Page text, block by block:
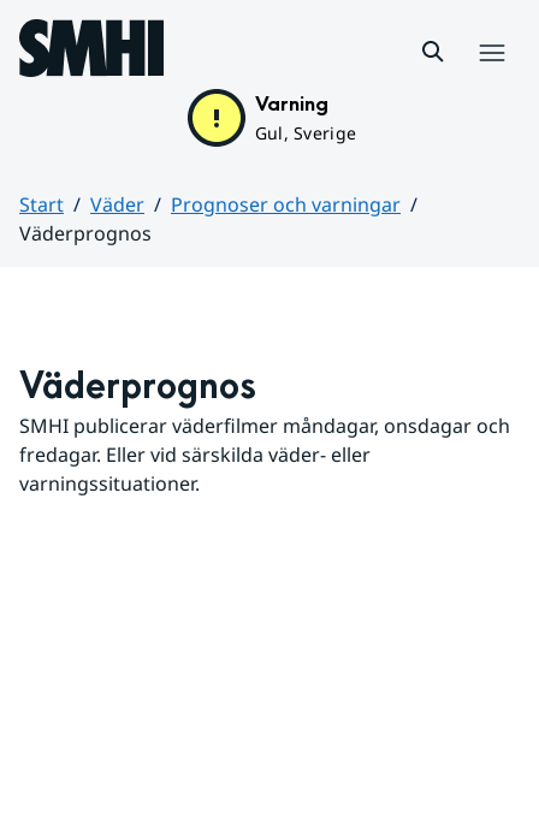
Hoppa till sidans innehåll
Varning
Gul, Sverige
Start Väder
Prognoser och varningar
Väderprognos
Väderprognos
SMHI publicerar väderfilmer måndagar, onsdagar och
fredagar. Eller vid särskilda väder- eller
varningssituationer.